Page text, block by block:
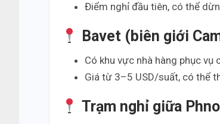
Điểm nghỉ đầu tiên, có thể
Bavet (biên giới
Có khu vực nhà hàng phục vụ
Giá từ 3–5 USD/suất, có thể
Trạm nghỉ giữa